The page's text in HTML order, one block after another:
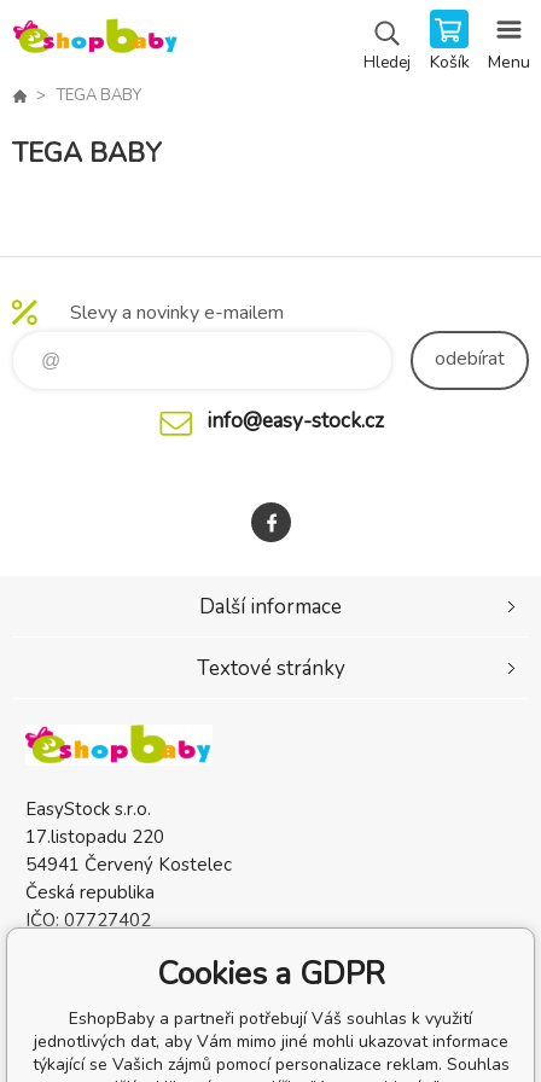
Hledej Košík Menu
TEGA BABY
TEGA BABY
Slevy a novinky e-mailem
odebírat
info@easy-stock.cz
EasyStock s.r.o.
17.listopadu 220
54941 Červený Kostelec
Česká republika
IČO: 07727402
Další informace
Textové stránky
Cookies a GDPR
EshopBaby a partneři potřebují Váš souhlas k využití
jednotlivých dat, aby Vám mimo jiné mohli ukazovat informace
týkající se Vašich zájmů pomocí personalizace reklam. Souhlas